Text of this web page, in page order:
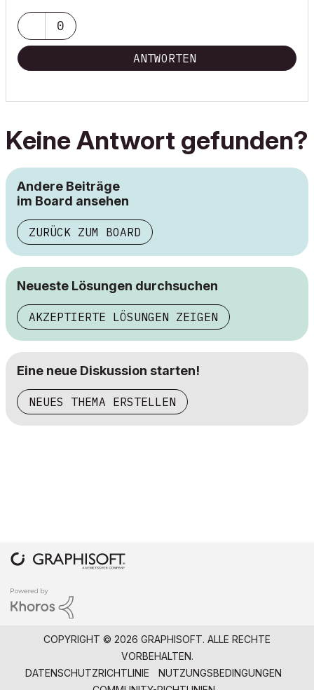
0
ANTWORTEN
Keine Antwort gefunden?
Andere Beiträge
im Board ansehen
ZURÜCK ZUM BOARD
Neueste Lösungen durchsuchen
AKZEPTIERTE LÖSUNGEN ZEIGEN
Eine neue Diskussion starten!
NEUES THEMA ERSTELLEN
COPYRIGHT © 2026 GRAPHISOFT. ALLE RECHTE
VORBEHALTEN.
DATENSCHUTZRICHTLINIE
NUTZUNGSBEDINGUNGEN